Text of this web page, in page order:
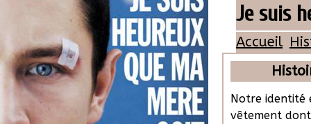
Je suis
Accueil
Notre identité
vêtement